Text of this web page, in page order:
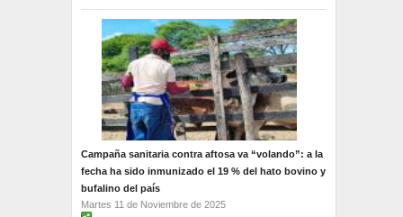
Campaña sanitaria contra aftosa va “volando”: a la
fecha ha sido inmunizado el 19 % del hato bovino y
bufalino del país
Martes 11 de Noviembre de 2025